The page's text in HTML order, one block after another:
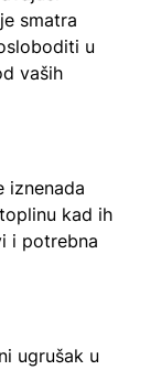
smatra
u
vaših
iznenada
kad ih
i potrebna
ugrušak u